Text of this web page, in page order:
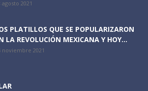
agosto 2021
PLATILLOS QUE SE POPULARIZARON
LA REVOLUCIÓN MEXICANA Y HOY...
noviembre 2021